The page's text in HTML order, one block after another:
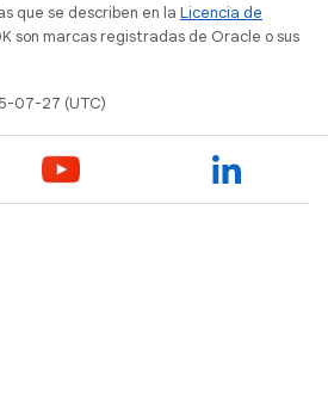
que se describen en la Licencia de
son marcas registradas de Oracle o sus
07-27 (UTC)